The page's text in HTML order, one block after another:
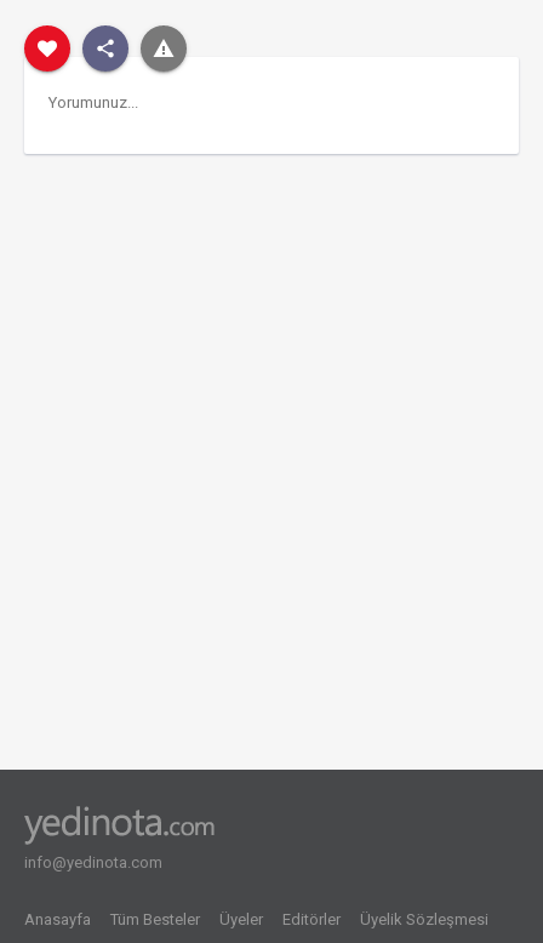
info@yedinota.com
Anasayfa Tüm Besteler Üyeler Editörler Üyelik Sözleşmesi